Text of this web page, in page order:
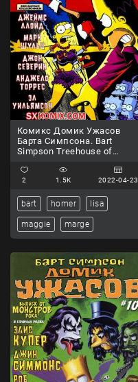
Комикс Домик Ужасов
Барта Симпсона. Bart
Simpson Treehouse of
2 1.5K 2022-04-23
bart homer lisa
maggie marge